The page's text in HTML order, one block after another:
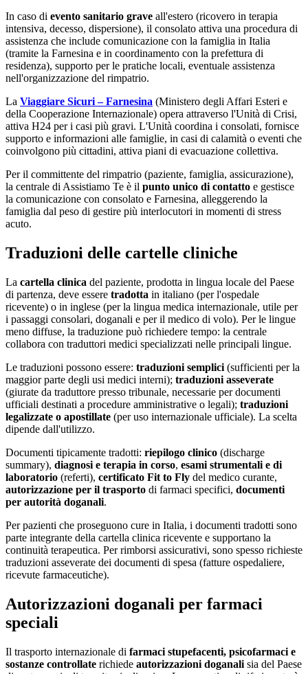
In caso di evento sanitario grave all'estero (ricovero in terapia
intensiva, decesso, dispersione), il consolato attiva una procedura di
assistenza che include comunicazione con la famiglia in Italia
(tramite la Farnesina e in coordinamento con la prefettura di
residenza), supporto per le pratiche locali, eventuale assistenza
nell'organizzazione del rimpatrio.
La Viaggiare Sicuri – Farnesina (Ministero degli Affari Esteri e
della Cooperazione Internazionale) opera attraverso l'Unità di Crisi,
attiva H24 per i casi più gravi. L'Unità coordina i consolati, fornisce
supporto e informazioni alle famiglie, in casi di calamità o eventi che
coinvolgono più cittadini, attiva piani di evacuazione collettiva.
Per il committente del rimpatrio (paziente, famiglia, assicurazione),
la centrale di Assistiamo Te è il punto unico di contatto e gestisce
la comunicazione con consolato e Farnesina, alleggerendo la
famiglia dal peso di gestire più interlocutori in momenti di stress
acuto.
Traduzioni delle cartelle cliniche
La cartella clinica del paziente, prodotta in lingua locale del Paese
di partenza, deve essere tradotta in italiano (per l'ospedale
ricevente) o in inglese (per la lingua medica internazionale, utile per
i passaggi consolari, doganali e per il medico di volo). Per le lingue
meno diffuse, la traduzione può richiedere tempo: la centrale
collabora con traduttori medici specializzati nelle principali lingue.
Le traduzioni possono essere: traduzioni semplici (sufficienti per la
maggior parte degli usi medici interni); traduzioni asseverate
(giurate da traduttore presso tribunale, necessarie per documenti
ufficiali destinati a procedure amministrative o legali); traduzioni
legalizzate o apostillate (per uso internazionale ufficiale). La scelta
dipende dall'utilizzo.
Documenti tipicamente tradotti: riepilogo clinico (discharge
summary), diagnosi e terapia in corso, esami strumentali e di
laboratorio (referti), certificato Fit to Fly del medico curante,
autorizzazione per il trasporto di farmaci specifici, documenti
per autorità doganali.
Per pazienti che proseguono cure in Italia, i documenti tradotti sono
parte integrante della cartella clinica ricevente e supportano la
continuità terapeutica. Per rimborsi assicurativi, sono spesso richieste
traduzioni asseverate dei documenti di spesa (fatture ospedaliere,
ricevute farmaceutiche).
Autorizzazioni doganali per farmaci
speciali
Il trasporto internazionale di farmaci stupefacenti, psicofarmaci e
sostanze controllate richiede autorizzazioni doganali sia del Paese